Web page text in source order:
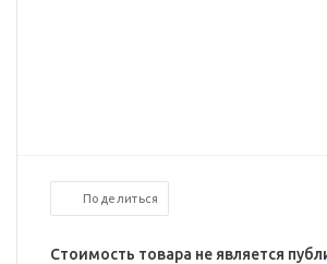
Поделиться
Стоимость товара не является